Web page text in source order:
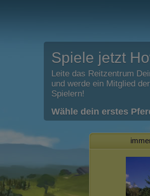
Spiele jetzt
Leite das Reitzentrum
und werde ein Mitglied
Spielern!
Wähle dein erstes